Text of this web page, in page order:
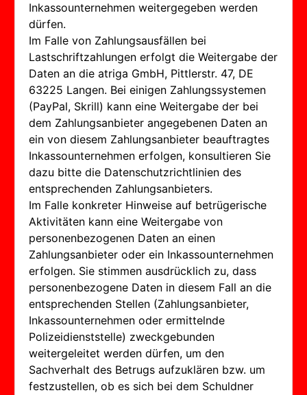
Inkassounternehmen weitergegeben werden
dürfen.
Im Falle von Zahlungsausfällen bei
Lastschriftzahlungen erfolgt die Weitergabe der
Daten an die atriga GmbH, Pittlerstr. 47, DE
63225 Langen. Bei einigen Zahlungssystemen
(PayPal, Skrill) kann eine Weitergabe der bei
dem Zahlungsanbieter angegebenen Daten an
ein von diesem Zahlungsanbieter beauftragtes
Inkassounternehmen erfolgen, konsultieren Sie
dazu bitte die Datenschutzrichtlinien des
entsprechenden Zahlungsanbieters.
Im Falle konkreter Hinweise auf betrügerische
Aktivitäten kann eine Weitergabe von
personenbezogenen Daten an einen
Zahlungsanbieter oder ein Inkassounternehmen
erfolgen. Sie stimmen ausdrücklich zu, dass
personenbezogene Daten in diesem Fall an die
entsprechenden Stellen (Zahlungsanbieter,
Inkassounternehmen oder ermittelnde
Polizeidienststelle) zweckgebunden
weitergeleitet werden dürfen, um den
Sachverhalt des Betrugs aufzuklären bzw. um
festzustellen, ob es sich bei dem Schuldner